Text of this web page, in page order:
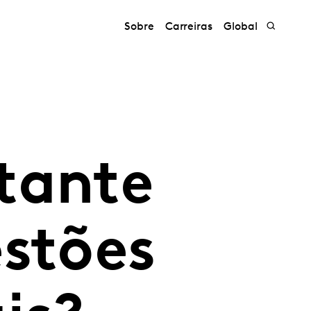
Sobre Carreiras Global